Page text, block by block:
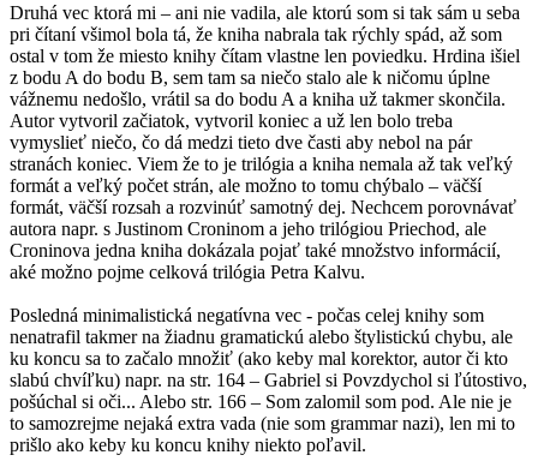
Druhá vec ktorá mi – ani nie vadila, ale ktorú som si tak sám u seba
pri čítaní všimol bola tá, že kniha nabrala tak rýchly spád, až som
ostal v tom že miesto knihy čítam vlastne len poviedku. Hrdina išiel
z bodu A do bodu B, sem tam sa niečo stalo ale k ničomu úplne
vážnemu nedošlo, vrátil sa do bodu A a kniha už takmer skončila.
Autor vytvoril začiatok, vytvoril koniec a už len bolo treba
vymyslieť niečo, čo dá medzi tieto dve časti aby nebol na pár
stranách koniec. Viem že to je trilógia a kniha nemala až tak veľký
formát a veľký počet strán, ale možno to tomu chýbalo – väčší
formát, väčší rozsah a rozvinúť samotný dej. Nechcem porovnávať
autora napr. s Justinom Croninom a jeho trilógiou Priechod, ale
Croninova jedna kniha dokázala pojať také množstvo informácií,
aké možno pojme celková trilógia Petra Kalvu.
Posledná minimalistická negatívna vec - počas celej knihy som
nenatrafil takmer na žiadnu gramatickú alebo štylistickú chybu, ale
ku koncu sa to začalo množiť (ako keby mal korektor, autor či kto
slabú chvíľku) napr. na str. 164 – Gabriel si Povzdychol si ľútostivo,
pošúchal si oči... Alebo str. 166 – Som zalomil som pod. Ale nie je
to samozrejme nejaká extra vada (nie som grammar nazi), len mi to
prišlo ako keby ku koncu knihy niekto poľavil.